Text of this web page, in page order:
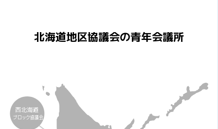
北海道地区協議会の青年会議所
西北海道
ブロック協議会